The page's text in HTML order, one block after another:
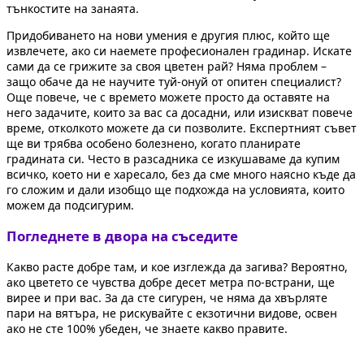
тънкостите на занаята.
Придобиването на нови умения е другия плюс, който ще
извлечете, ако си наемете професионален градинар. Искате
сами да се грижите за своя цветен рай? Няма проблем –
защо обаче да не научите туй-онуй от опитен специалист?
Още повече, че с времето можете просто да оставяте на
него задачите, които за вас са досадни, или изискват повече
време, отколкото можете да си позволите. Експертният съвет
ще ви трябва особено болезнено, когато планирате
градината си. Често в разсадника се изкушаваме да купим
всичко, което ни е харесало, без да сме много наясно къде да
го сложим и дали изобщо ще подхожда на условията, които
можем да подсигурим.
Погледнете в двора на съседите
Какво расте добре там, и кое изглежда да загива? Вероятно,
ако цветето се чувства добре десет метра по-встрани, ще
вирее и при вас. За да сте сигурен, че няма да хвърляте
пари на вятъра, не рискувайте с екзотични видове, освен
ако не сте 100% убеден, че знаете какво правите.